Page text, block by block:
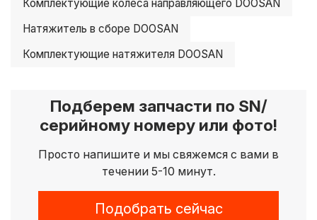
Комплектующие колеса направляющего DOOSAN
Натяжитель в сборе DOOSAN
Комплектующие натяжителя DOOSAN
Подберем запчасти по SN/
серийному номеру или фото!
Просто напишите и мы свяжемся с вами в
течении 5-10 минут.
Подобрать сейчас